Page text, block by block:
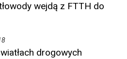
wejdą z FTTH do
drogowych